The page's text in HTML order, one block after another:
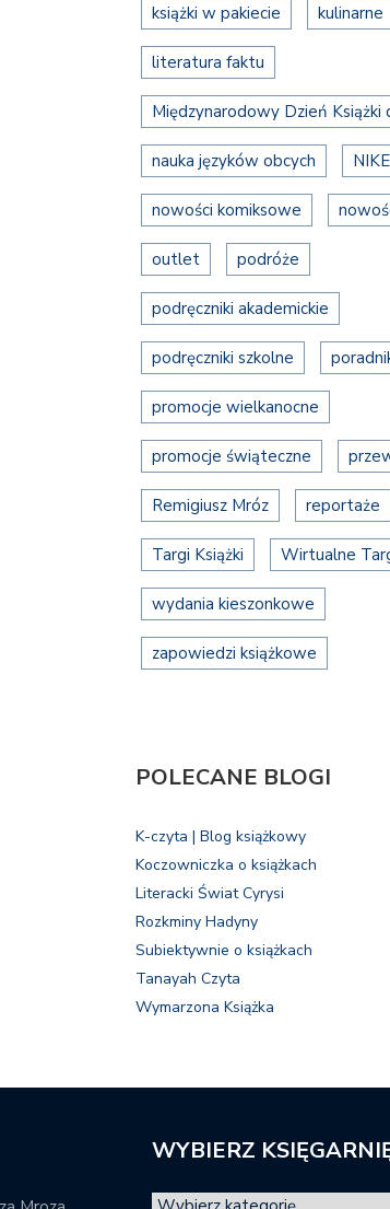
książki w pakiecie kulinarne
literatura faktu
Międzynarodowy Dzień Książki
nauka języków obcych NIKE
nowości komiksowe
outlet podróże
podręczniki akademickie
podręczniki szkolne
promocje wielkanocne
promocje świąteczne
Remigiusz Mróz reportaże
Targi Książki Wirtualne
wydania kieszonkowe
zapowiedzi książkowe
POLECANE BLOGI
K-czyta | Blog książkowy
Koczowniczka o książkach
Literacki Świat Cyrysi
Rozkminy Hadyny
Subiektywnie o książkach
Tanayah Czyta
Wymarzona Książka
WYBIERZ